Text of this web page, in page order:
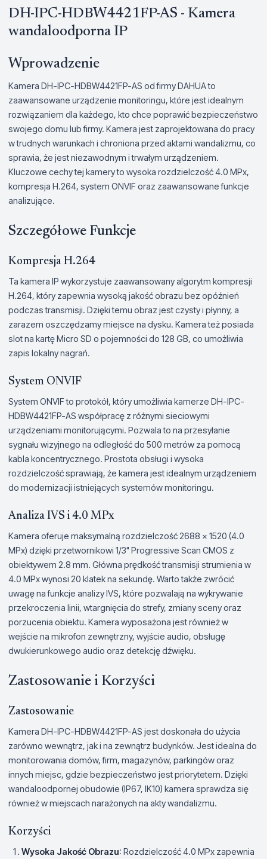
DH-IPC-HDBW4421FP-AS - Kamera
wandaloodporna IP
Wprowadzenie
Kamera DH-IPC-HDBW4421FP-AS od firmy DAHUA to
zaawansowane urządzenie monitoringu, które jest idealnym
rozwiązaniem dla każdego, kto chce poprawić bezpieczeństwo
swojego domu lub firmy. Kamera jest zaprojektowana do pracy
w trudnych warunkach i chroniona przed aktami wandalizmu, co
sprawia, że jest niezawodnym i trwałym urządzeniem.
Kluczowe cechy tej kamery to wysoka rozdzielczość 4.0 MPx,
kompresja H.264, system ONVIF oraz zaawansowane funkcje
analizujące.
Szczegółowe Funkcje
Kompresja H.264
Ta kamera IP wykorzystuje zaawansowany algorytm kompresji
H.264, który zapewnia wysoką jakość obrazu bez opóźnień
podczas transmisji. Dzięki temu obraz jest czysty i płynny, a
zarazem oszczędzamy miejsce na dysku. Kamera też posiada
slot na kartę Micro SD o pojemności do 128 GB, co umożliwia
zapis lokalny nagrań.
System ONVIF
System ONVIF to protokół, który umożliwia kamerze DH-IPC-
HDBW4421FP-AS współpracę z różnymi sieciowymi
urządzeniami monitorującymi. Pozwala to na przesyłanie
sygnału wizyjnego na odległość do 500 metrów za pomocą
kabla koncentrycznego. Prostota obsługi i wysoka
rozdzielczość sprawiają, że kamera jest idealnym urządzeniem
do modernizacji istniejących systemów monitoringu.
Analiza IVS i 4.0 MPx
Kamera oferuje maksymalną rozdzielczość 2688 x 1520 (4.0
MPx) dzięki przetwornikowi 1/3" Progressive Scan CMOS z
obiektywem 2.8 mm. Główna prędkość transmisji strumienia w
4.0 MPx wynosi 20 klatek na sekundę. Warto także zwrócić
uwagę na funkcje analizy IVS, które pozwalają na wykrywanie
przekroczenia linii, wtargnięcia do strefy, zmiany sceny oraz
porzucenia obiektu. Kamera wyposażona jest również w
wejście na mikrofon zewnętrzny, wyjście audio, obsługę
dwukierunkowego audio oraz detekcję dźwięku.
Zastosowanie i Korzyści
Zastosowanie
Kamera DH-IPC-HDBW4421FP-AS jest doskonała do użycia
zarówno wewnątrz, jak i na zewnątrz budynków. Jest idealna do
monitorowania domów, firm, magazynów, parkingów oraz
innych miejsc, gdzie bezpieczeństwo jest priorytetem. Dzięki
wandaloodpornej obudowie (IP67, IK10) kamera sprawdza się
również w miejscach narażonych na akty wandalizmu.
Korzyści
Wysoka Jakość Obrazu: Rozdzielczość 4.0 MPx zapewnia